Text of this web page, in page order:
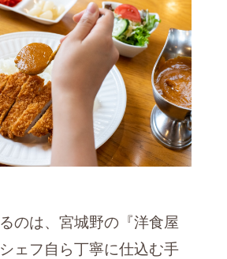
のは、宮城野の『洋食屋
ェフ自ら丁寧に仕込む手